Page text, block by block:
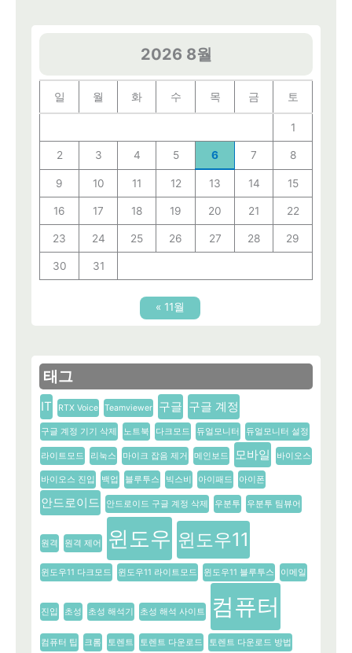
2026 8월
일 월 화 수 목 금 토
1
2 3 4 5 6 7 8
9 10 11 12 13 14 15
16 17 18 19 20 21 22
23 24 25 26 27 28 29
30 31
« 11월
태그
IT RTX Voice Teamviewer 구글 구글 계정
구글 계정 기기 삭제 노트북 다크모드 듀얼모니터 듀얼모니터 설정
라이트모드 리눅스 마이크 잡음 제거 메인보드 모바일 바이오스
바이오스 진입 백업 블루투스 빅스비 아이패드 아이폰
안드로이드 안드로이드 구글 계정 삭제 우분투 우분투 팀뷰어
원격 원격 제어 윈도우 윈도우11
윈도우11 다크모드 윈도우11 라이트모드 윈도우11 블루투스 이메일
진입 초성 초성 해석기 초성 해석 사이트 컴퓨터
컴퓨터 팁 크롬 토렌트 토렌트 다운로드 토렌트 다운로드 방법